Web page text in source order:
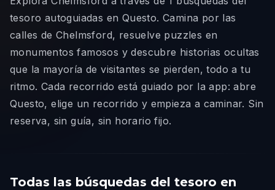
tesoro autoguiadas en Questo. Camina por las
calles de Chelmsford, resuelve puzzles en
monumentos famosos y descubre historias ocultas
que la mayoría de visitantes se pierden, todo a tu
ritmo. Cada recorrido está guiado por la app: abre
Questo, elige un recorrido y empieza a caminar. Sin
reserva, sin guía, sin horario fijo.
Todas las búsquedas del tesoro en